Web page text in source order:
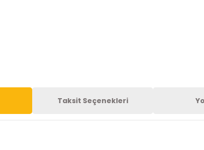
Taksit Seçenekleri